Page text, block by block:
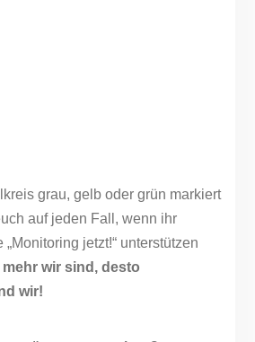
grau, gelb oder grün markiert
auf jeden Fall, wenn ihr
jetzt!“ unterstützen
mehr wir sind, desto
wir!